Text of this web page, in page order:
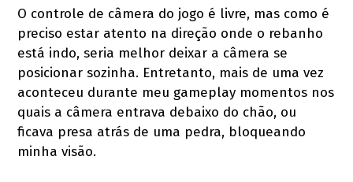
O controle de câmera do jogo é livre, mas como é
preciso estar atento na direção onde o rebanho
está indo, seria melhor deixar a câmera se
posicionar sozinha. Entretanto, mais de uma vez
aconteceu durante meu gameplay momentos nos
quais a câmera entrava debaixo do chão, ou
ficava presa atrás de uma pedra, bloqueando
minha visão.